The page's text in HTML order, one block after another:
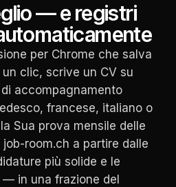
— e registri
per Chrome che salva
clic, scrive un CV su
accompagnamento
francese, italiano o
Sua prova mensile delle
room.ch a partire dalle
più solide e le
in una frazione del